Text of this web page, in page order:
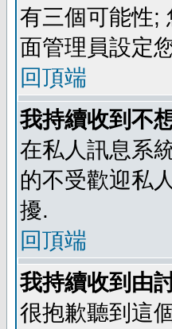
有三個可能性;
面管理員設定
回頂端
我持續收到不
在私人訊息系
的不受歡迎私
擾.
回頂端
我持續收到由
很抱歉聽到這